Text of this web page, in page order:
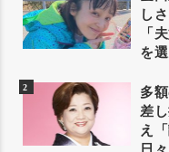
し
「
を選
多
差
え
日々